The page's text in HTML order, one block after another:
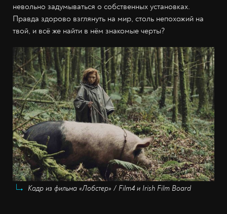
невольно задумываться о собственных установках.
Правда здорово взглянуть на мир, столь непохожий на
твой, и всё же найти в нём знакомые черты?
Кадр из фильма «Лобстер» / Film4 и Irish Film Board